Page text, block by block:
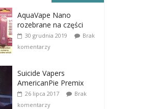
AquaVape Nano
rozebrane na części
30 grudnia 2019
Brak
komentarzy
Suicide Vapers
AmericanPie Premix
26 lipca 2017
Brak
komentarzy